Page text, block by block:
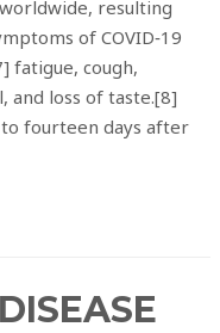
resulting
of COVID‑19
fatigue, cough,
and loss of taste.[8]
fourteen days after